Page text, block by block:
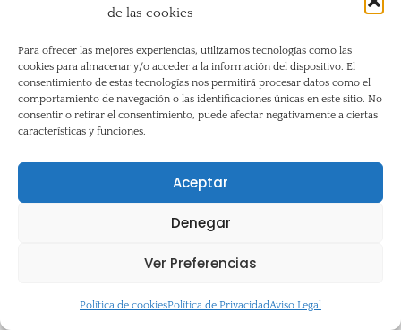
de las cookies
Para ofrecer las mejores experiencias, utilizamos tecnologías como las
cookies para almacenar y/o acceder a la información del dispositivo. El
consentimiento de estas tecnologías nos permitirá procesar datos como el
comportamiento de navegación o las identificaciones únicas en este sitio. No
consentir o retirar el consentimiento, puede afectar negativamente a ciertas
características y funciones.
Aceptar
Denegar
Ver Preferencias
Política de cookiesPolítica de PrivacidadAviso Legal
628512350 |anicalmar@yahoo.com
Aviso Legal
Política de Privacidad
Accesibilidad
Política de cookies (UE)